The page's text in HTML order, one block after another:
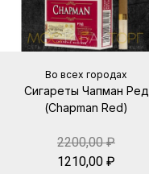
Во всех городах
Сигареты Чапман Ред
(Chapman Red)
2200,00₽
1210,00 ₽